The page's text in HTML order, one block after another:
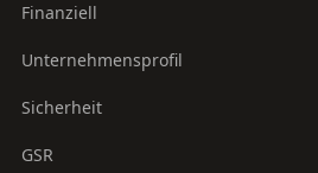
Finanziell
Unternehmensprofil
Sicherheit
GSR